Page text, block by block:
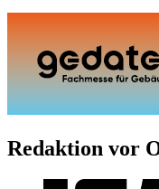
Redaktion vor